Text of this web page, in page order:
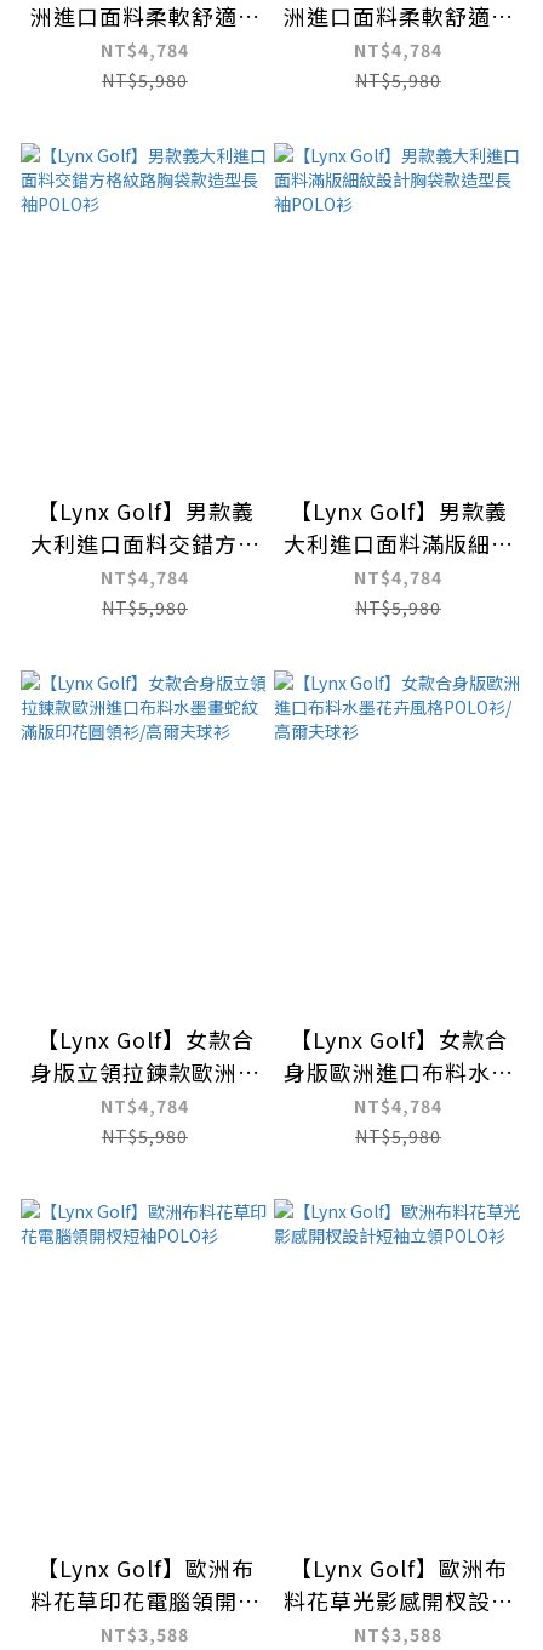
洲進口面料柔軟舒適滿
版迷幻印花設計長袖高
爾夫球衫
NT$4,784
NT$5,980
洲進口面料柔軟舒適圓
領拉鍊滿版草寫印花長
袖高爾夫球衫
NT$4,784
NT$5,980
【Lynx Golf】男款義
大利進口面料交錯方格
紋路胸袋款造型長袖
POLO衫
NT$4,784
NT$5,980
【Lynx Golf】男款義
大利進口面料滿版細紋
設計胸袋款造型長袖
POLO衫
NT$4,784
NT$5,980
【Lynx Golf】女款合
身版立領拉鍊款歐洲進
口布料水墨畫蛇紋滿版
印花圓領衫/高爾夫球
NT$4,784
NT$5,980
【Lynx Golf】女款合
身版歐洲進口布料水墨
花卉風格POLO衫/高
爾夫球衫
NT$4,784
NT$5,980
【Lynx Golf】歐洲布
料花草印花電腦領開杈
短袖POLO衫
NT$3,588
【Lynx Golf】歐洲布
料花草光影感開杈設計
短袖立領POLO衫
NT$3,588